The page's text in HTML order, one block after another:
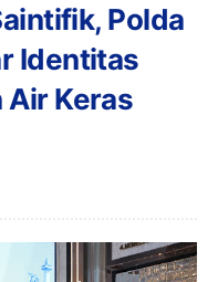
Polda
Identitas
Air Keras